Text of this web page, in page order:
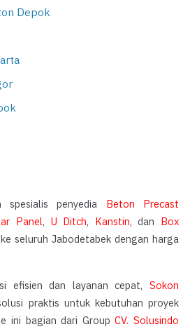
Depok
penyedia Beton Precast
Panel, U Ditch, Kanstin, dan Box
seluruh Jabodetabek dengan harga
efisien dan layanan cepat, Sokon
praktis untuk kebutuhan proyek
ini bagian dari GroupCV. Solusindo